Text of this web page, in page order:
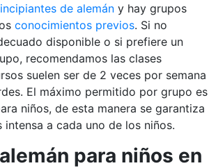
de alemán y hay grupos
conocimientos previos. Si no
disponible o si prefiere un
recomendamos las clases
suelen ser de 2 veces por semana
El máximo permitido por grupo es
niños, de esta manera se garantiza
intensa a cada uno de los niños.
para niños en